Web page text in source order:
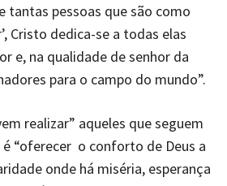
tantas pessoas que são como
Cristo dedica-se a todas elas
e, na qualidade de senhor da
para o campo do mundo”.
realizar” aqueles que seguem
é “oferecer o conforto de Deus a
onde há miséria, esperança